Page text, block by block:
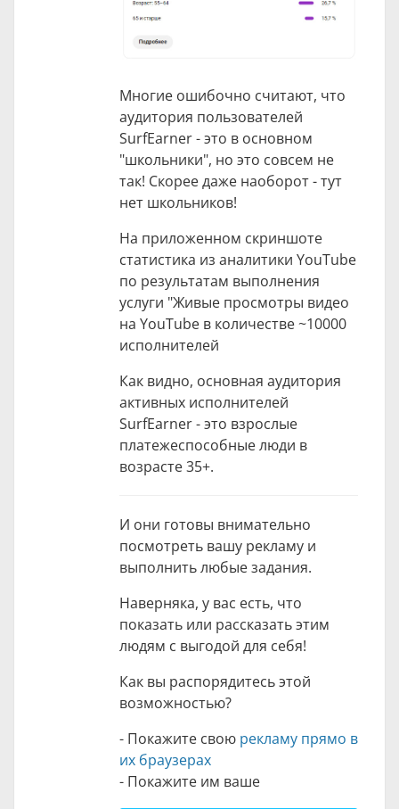
Многие ошибочно считают, что
аудитория пользователей
SurfEarner - это в основном
"школьники", но это совсем не
так! Скорее даже наоборот - тут
нет школьников!
На приложенном скриншоте
статистика из аналитики YouTube
по результатам выполнения
услуги "Живые просмотры видео
на YouTube в количестве ~10000
исполнителей
Как видно, основная аудитория
активных исполнителей
SurfEarner - это взрослые
платежеспособные люди в
возрасте 35+.
И они готовы внимательно
посмотреть вашу рекламу и
выполнить любые задания.
Наверняка, у вас есть, что
показать или рассказать этим
людям с выгодой для себя!
Как вы распорядитесь этой
возможностью?
- Покажите свою рекламу прямо в
их браузерах
- Покажите им ваше